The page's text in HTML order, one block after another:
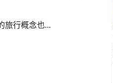
旅行概念也...